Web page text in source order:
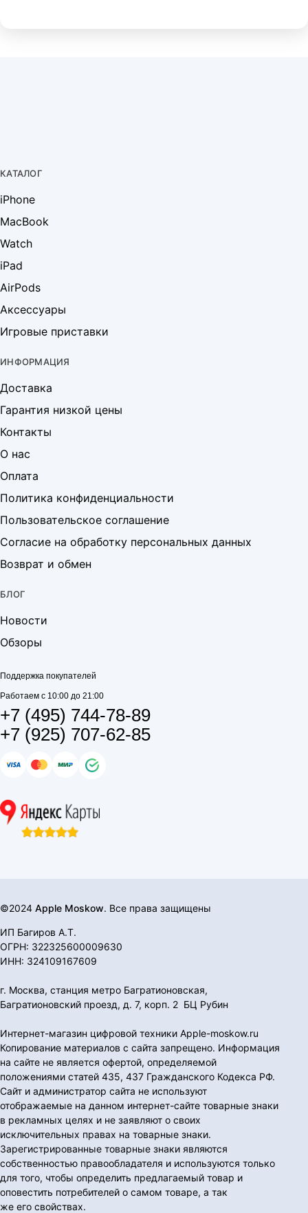
КАТАЛОГ
iPhone
MacBook
Watch
iPad
AirPods
Аксессуары
Игровые приставки
ИНФОРМАЦИЯ
Доставка
Гарантия низкой цены
Контакты
О нас
Оплата
Политика конфиденциальности
Пользовательское соглашение
Согласие на обработку персональных данных
Возврат и обмен
БЛОГ
Новости
Обзоры
Поддержка покупателей
Работаем с 10:00 до 21:00
+7 (495) 744-78-89
+7 (925) 707-62-85
©2024 Apple Moskow. Все права защищены
ИП Багиров А.Т.
ОГРН: 322325600009630
ИНН: 324109167609
г. Москва, станция метро Багратионовская,
Багратионовский проезд, д. 7, корп. 2 БЦ Рубин
Интернет-магазин цифровой техники Apple-moskow.ru
Копирование материалов с сайта запрещено. Информация
на сайте не является офертой, определяемой
положениями статей 435, 437 Гражданского Кодекса РФ.
Сайт и администратор сайта не используют
отображаемые на данном интернет-сайте товарные знаки
в рекламных целях и не заявляют о своих
исключительных правах на товарные знаки.
Зарегистрированные товарные знаки являются
собственностью правообладателя и используются только
для того, чтобы определить предлагаемый товар и
оповестить потребителей о самом товаре, а так
же его свойствах.